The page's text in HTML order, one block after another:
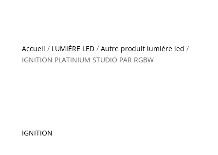
Accueil / LUMIÈRE LED/ Autre produit lumière led /
IGNITION PLATINIUM STUDIO PAR RGBW
IGNITION